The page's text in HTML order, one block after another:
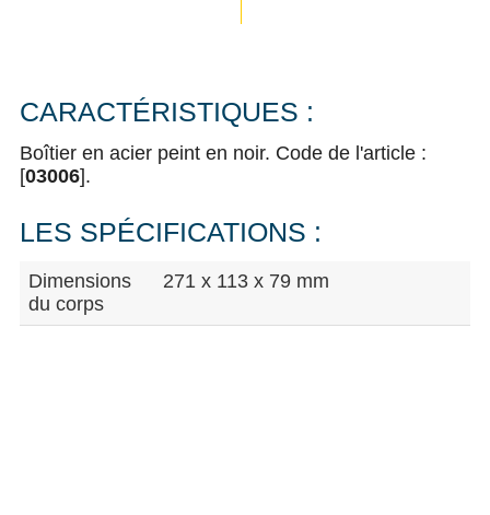
CARACTÉRISTIQUES :
Boîtier en acier peint en noir. Code de l'article :
[03006].
LES SPÉCIFICATIONS :
Dimensions
du corps
271 x 113 x 79 mm